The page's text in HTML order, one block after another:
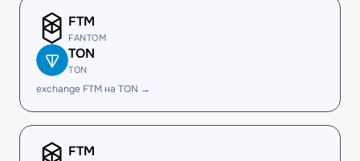
FTM
FANTOM
TON
TON
exchange FTM на TON →
FTM